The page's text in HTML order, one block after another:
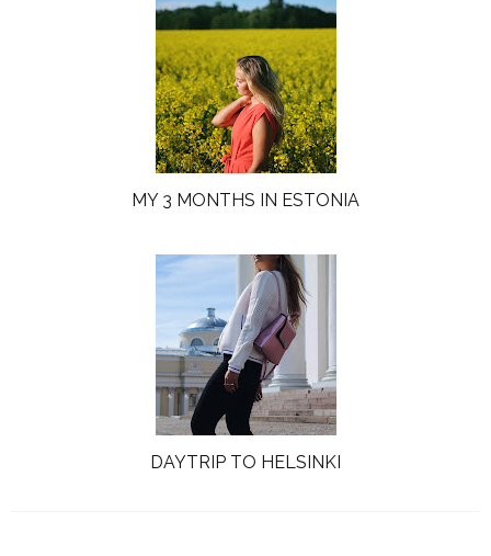
MY 3 MONTHS IN ESTONIA
DAYTRIP TO HELSINKI